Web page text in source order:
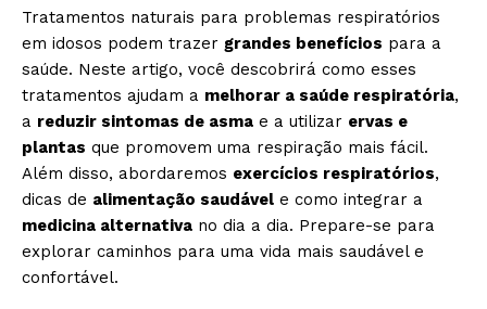
Tratamentos naturais para problemas respiratórios
em idosos podem trazer grandes benefícios para a
saúde. Neste artigo, você descobrirá como esses
tratamentos ajudam a melhorar a saúde respiratória,
a reduzir sintomas de asma e a utilizar ervas e
plantas que promovem uma respiração mais fácil.
Além disso, abordaremos exercícios respiratórios,
dicas de alimentação saudável e como integrar a
medicina alternativa no dia a dia. Prepare-se para
explorar caminhos para uma vida mais saudável e
confortável.